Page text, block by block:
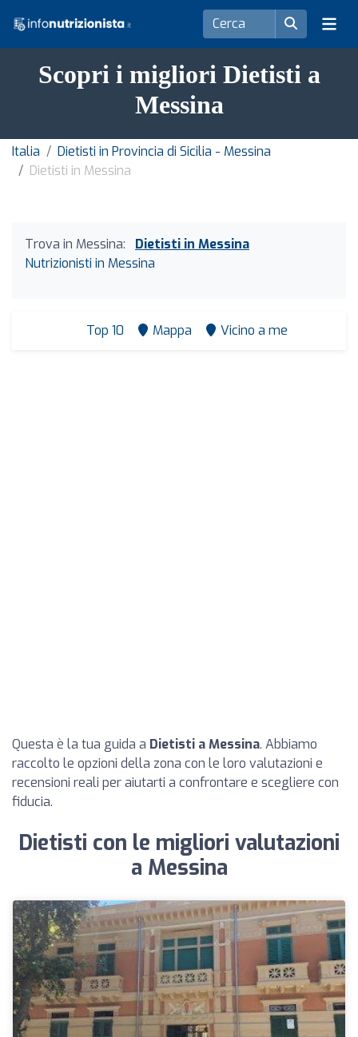
Scopri i migliori Dietisti a
Messina
Italia
Dietisti in Provincia di Sicilia - Messina
Dietisti in Messina
Trova in Messina:
Dietisti in Messina
Nutrizionisti in Messina
Top 10 Mappa Vicino a me
Questa è la tua guida a Dietisti a Messina. Abbiamo
raccolto le opzioni della zona con le loro valutazioni e
recensioni reali per aiutarti a confrontare e scegliere con
fiducia.
Dietisti con le migliori valutazioni
a Messina